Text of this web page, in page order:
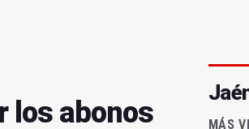
los abonos
MÁS